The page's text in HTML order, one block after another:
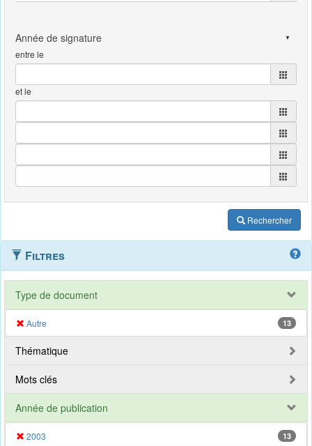
entre le
et le
Rechercher
Filtres
Type de document
Autre 13
Thématique
Mots clés
Année de publication
2003 13